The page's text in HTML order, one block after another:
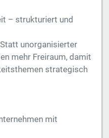
– strukturiert und
unorganisierter
mehr Freiraum, damit
strategisch
mit